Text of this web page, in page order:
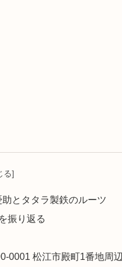
とタタラ製鉄のルーツ
振り返る
0001 松江市殿町1番地周辺